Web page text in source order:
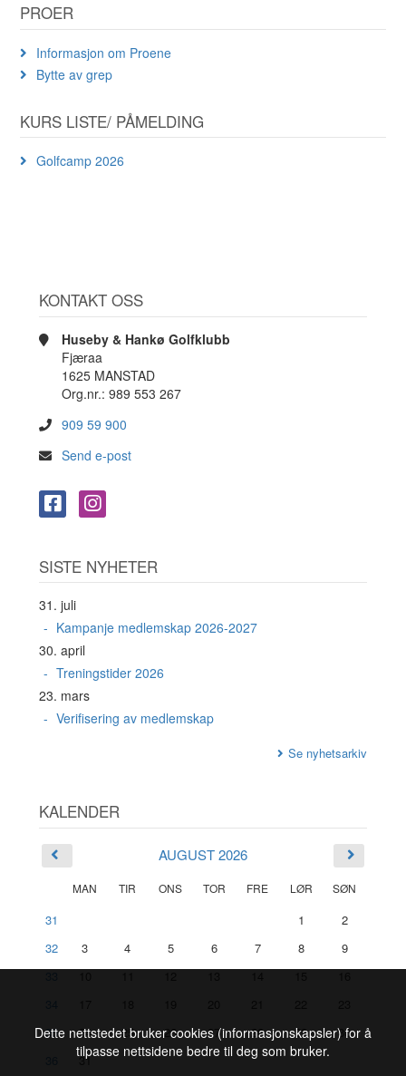
PROER
Informasjon om Proene
Bytte av grep
KURS LISTE/ PÅMELDING
Golfcamp 2026
KONTAKT OSS
Huseby & Hankø Golfklubb
Fjæraa
1625 MANSTAD
Org.nr.: 989 553 267
909 59 900
Send e-post
SISTE NYHETER
31. juli
Kampanje medlemskap 2026-2027
30. april
Treningstider 2026
23. mars
Verifisering av medlemskap
Se nyhetsarkiv
KALENDER
AUGUST 2026
MAN TIR ONS TOR FRE LØR SØN
31 1
2
32
3 4 5 6 7 8
9
35
24 25 26 27 28 29
30
31
Dette nettstedet bruker cookies (informasjonskapsler) for å
tilpasse nettsidene bedre til deg som bruker.